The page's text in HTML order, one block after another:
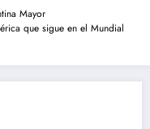
Mayor
que sigue en el Mundial